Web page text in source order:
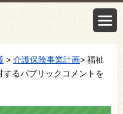
> 介護保険事業計画> 福祉
るパブリックコメントを